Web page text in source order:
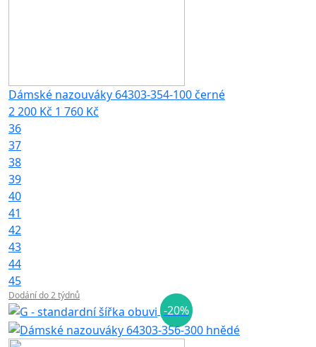
Dámské nazouváky 64303-354-100 černé
2 200 Kč 1 760 Kč
36
37
38
39
40
41
42
43
44
45
Dodání do 2 týdnů
-20%